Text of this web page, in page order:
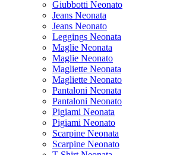
Giubbotti Neonato
Jeans Neonata
Jeans Neonato
Leggings Neonata
Maglie Neonata
Maglie Neonato
Magliette Neonata
Magliette Neonato
Pantaloni Neonata
Pantaloni Neonato
Pigiami Neonata
Pigiami Neonato
Scarpine Neonata
Scarpine Neonato